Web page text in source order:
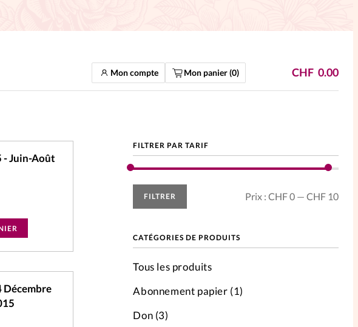
La rédaction
Changement d'adresse
Mon compte Mon panier (0) CHF 0.00
- Juin-Août
FILTRER PAR TARIF
Prix
Prix
FILTRER Prix : CHF 0— CHF 10
CATÉGORIES DE PRODUITS
Tous les produits
Abonnement papier (1)
Don (3)